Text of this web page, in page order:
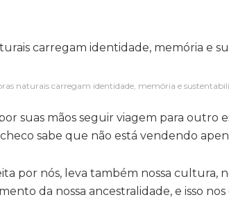
naturais carregam identidade, memória e
suas mãos seguir viagem para outro
sabe que não está vendendo
por nós, leva também nossa cultura,
da nossa ancestralidade, e isso